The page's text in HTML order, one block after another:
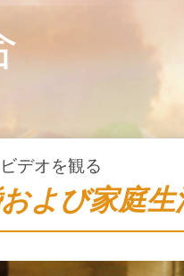
ビデオを観る
よび家庭生